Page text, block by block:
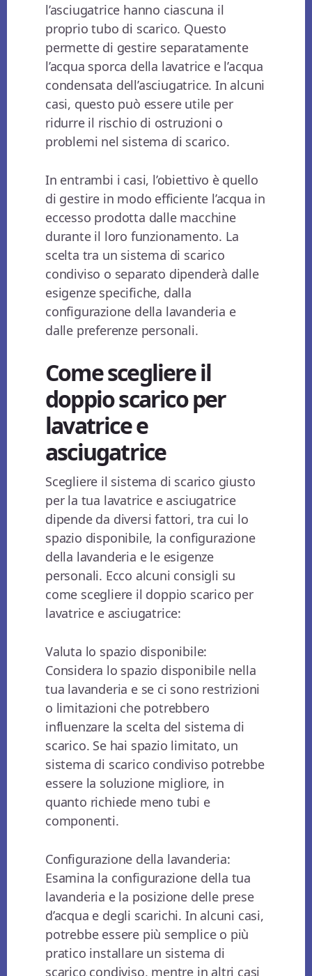
l’asciugatrice hanno ciascuna il
proprio tubo di scarico. Questo
permette di gestire separatamente
l’acqua sporca della lavatrice e l’acqua
condensata dell’asciugatrice. In alcuni
casi, questo può essere utile per
ridurre il rischio di ostruzioni o
problemi nel sistema di scarico.
In entrambi i casi, l’obiettivo è quello
di gestire in modo efficiente l’acqua in
eccesso prodotta dalle macchine
durante il loro funzionamento. La
scelta tra un sistema di scarico
condiviso o separato dipenderà dalle
esigenze specifiche, dalla
configurazione della lavanderia e
dalle preferenze personali.
Come scegliere il
doppio scarico per
lavatrice e
asciugatrice
Scegliere il sistema di scarico giusto
per la tua lavatrice e asciugatrice
dipende da diversi fattori, tra cui lo
spazio disponibile, la configurazione
della lavanderia e le esigenze
personali. Ecco alcuni consigli su
come scegliere il doppio scarico per
lavatrice e asciugatrice:
Valuta lo spazio disponibile:
Considera lo spazio disponibile nella
tua lavanderia e se ci sono restrizioni
o limitazioni che potrebbero
influenzare la scelta del sistema di
scarico. Se hai spazio limitato, un
sistema di scarico condiviso potrebbe
essere la soluzione migliore, in
quanto richiede meno tubi e
componenti.
Configurazione della lavanderia:
Esamina la configurazione della tua
lavanderia e la posizione delle prese
d’acqua e degli scarichi. In alcuni casi,
potrebbe essere più semplice o più
pratico installare un sistema di
scarico condiviso, mentre in altri casi